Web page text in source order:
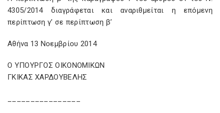
4305/2014 διαγράφεται και αναριθμείται η επόμενη
περίπτωση γ’ σε περίπτωση β’
Αθήνα 13 Νοεμβρίου 2014
Ο ΥΠΟΥΡΓΟΣ ΟΙΚΟΝΟΜΙΚΩΝ
ΓΚΙΚΑΣ ΧΑΡΔΟΥΒΕΛΗΣ